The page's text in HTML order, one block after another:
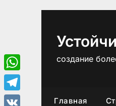
создание
Главная
WhatsApp
Telegram